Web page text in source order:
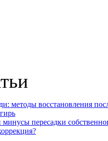
методы восстановления
пересадки